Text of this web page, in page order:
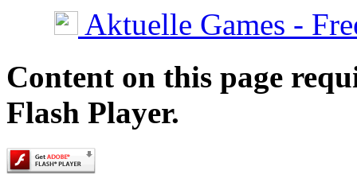
Aktuelle Games -
Content on this page
Flash Player.